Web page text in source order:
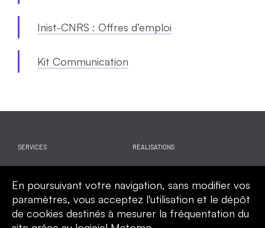
Inist-CNRS : Offres d’emploi
Kit Communication
SERVICES RÉALISATIONS
CALENDRIER QUI SOMMES-NOUS
En poursuivant votre navigation, sans modifier vos
paramètres, vous acceptez l'utilisation et le dépôt
de cookies destinés à mesurer la fréquentation du